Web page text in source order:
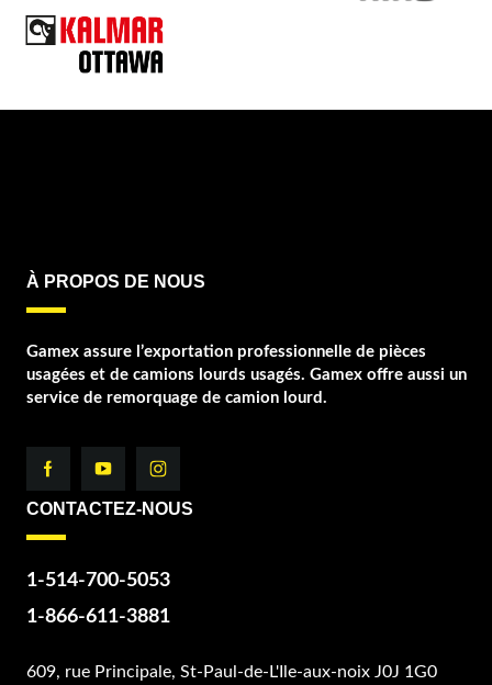
À PROPOS DE NOUS
Gamex assure l’exportation professionnelle de pièces
usagées et de camions lourds usagés. Gamex offre aussi un
service de remorquage de camion lourd.
CONTACTEZ-NOUS
1-514-700-5053
1-866-611-3881
609, rue Principale, St-Paul-de-L'Ile-aux-noix J0J 1G0